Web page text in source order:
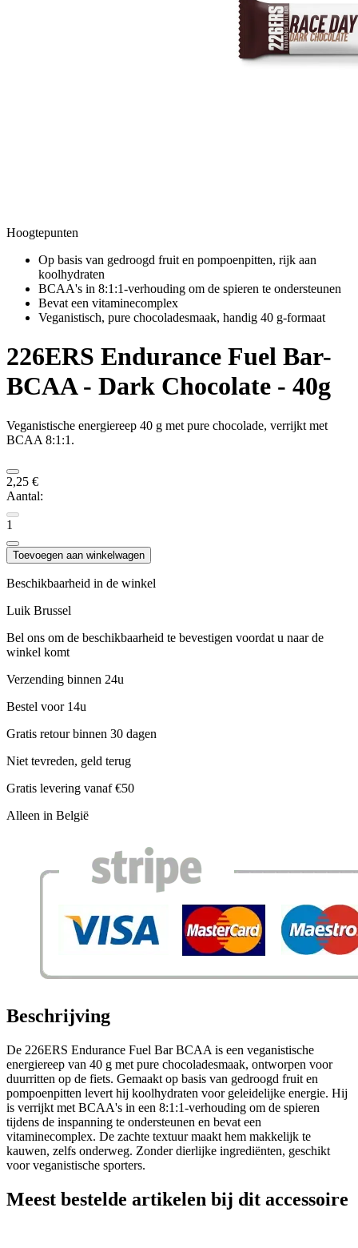
Hoogtepunten
Op basis van gedroogd fruit en pompoenpitten, rijk aan
koolhydraten
BCAA's in 8:1:1-verhouding om de spieren te ondersteunen
Bevat een vitaminecomplex
Veganistisch, pure chocoladesmaak, handig 40 g-formaat
226ERS Endurance Fuel Bar-
BCAA - Dark Chocolate - 40g
Veganistische energiereep 40 g met pure chocolade, verrijkt met
BCAA 8:1:1.
2,25 €
Aantal:
1
Toevoegen aan winkelwagen
Beschikbaarheid in de winkel
Luik Brussel
Bel ons om de beschikbaarheid te bevestigen voordat u naar de
winkel komt
Verzending binnen 24u
Bestel voor 14u
Gratis retour binnen 30 dagen
Niet tevreden, geld terug
Gratis levering vanaf €50
Alleen in België
Beschrijving
De 226ERS Endurance Fuel Bar BCAA is een veganistische
energiereep van 40 g met pure chocoladesmaak, ontworpen voor
duurritten op de fiets. Gemaakt op basis van gedroogd fruit en
pompoenpitten levert hij koolhydraten voor geleidelijke energie. Hij
is verrijkt met BCAA's in een 8:1:1-verhouding om de spieren
tijdens de inspanning te ondersteunen en bevat een
vitaminecomplex. De zachte textuur maakt hem makkelijk te
kauwen, zelfs onderweg. Zonder dierlijke ingrediënten, geschikt
voor veganistische sporters.
Meest bestelde artikelen bij dit accessoire